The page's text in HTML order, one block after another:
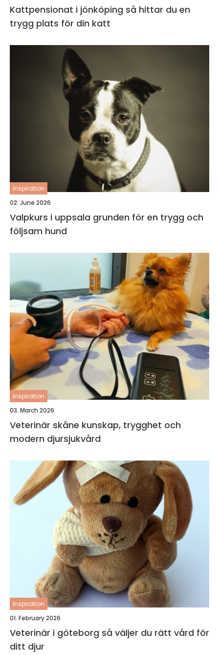
Kattpensionat i jönköping så hittar du en
trygg plats för din katt
inspiration
02. June 2026
Valpkurs i uppsala grunden för en trygg och
följsam hund
inspiration
03. March 2026
Veterinär skåne kunskap, trygghet och
modern djursjukvård
inspiration
01. February 2026
Veterinär i göteborg så väljer du rätt vård för
ditt djur